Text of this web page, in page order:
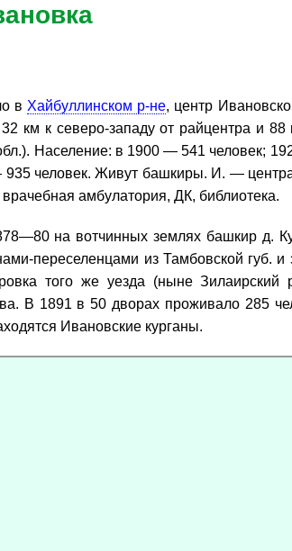
в Хайбуллинском р-не, центр
км к северо-западу от райцентра и
Население: в 1900 — 541 человек;
человек. Живут башкиры. И. —
амбулатория, ДК, библиотека.
на вотчинных землях башкир д.
переселенцами из Тамбовской губ.
того же уезда (ныне
В 1891 в 50 дворах проживало 285
Ивановские курганы.